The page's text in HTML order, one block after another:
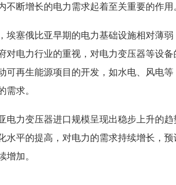
不断增长的电力需求起着至关重要的作用
埃塞俄比亚早期的电力基础设施相对薄
对电力行业的重视，对电力变压器等设
可再生能源项目的开发，如水电、风电
需求。
电力变压器进口规模呈现出稳步上升的
水平的提高，对电力的需求持续增长，
增加。